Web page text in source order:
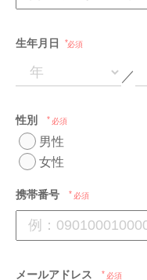
生年月日 必須
／
性別 必須
男性
女性
携帯番号 必須
メールアドレス 必須